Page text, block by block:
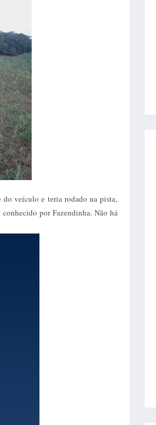
do veículo e teria rodado na pista,
por Fazendinha. Não há